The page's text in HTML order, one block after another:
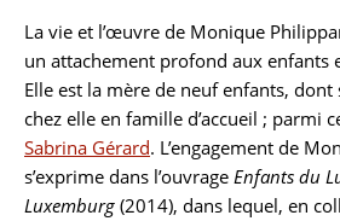
La vie et l’œuvre de Monique
un attachement profond aux enfants
Elle est la mère de neuf enfants,
chez elle en famille d’accueil ; parmi
Sabrina Gérard. L’engagement de
s’exprime dans l’ouvrage Enfants du
Luxemburg (2014), dans lequel, en